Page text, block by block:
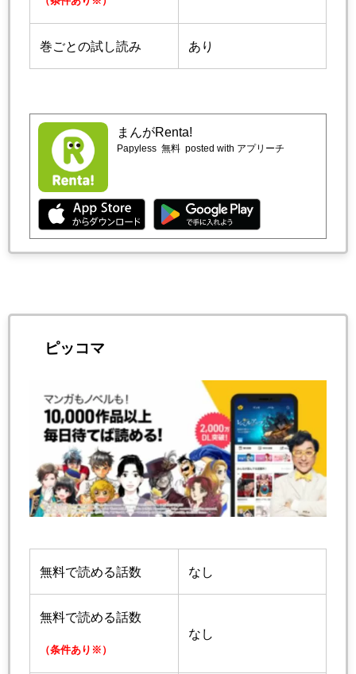
巻ごとの試し読み あり
まんがRenta!
Papyless 無料 posted with アプリーチ
ピッコマ
無料で読める話数 なし
無料で読める話数
（条件あり※）
なし